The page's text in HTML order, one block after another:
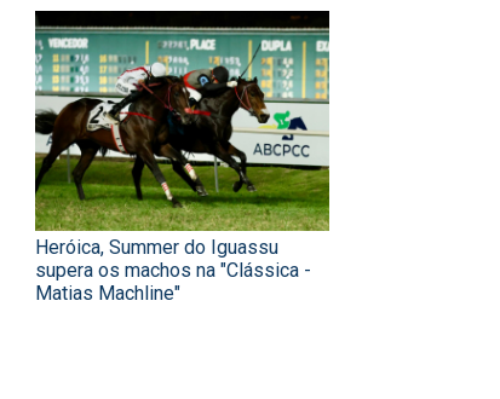
Heróica, Summer do Iguassu
supera os machos na "Clássica -
Matias Machline"